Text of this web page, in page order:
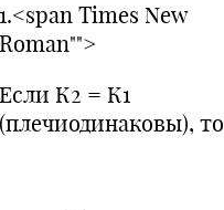
1.<span Times New
Roman"">
Если К2 = К1
(плечиодинаковы), то